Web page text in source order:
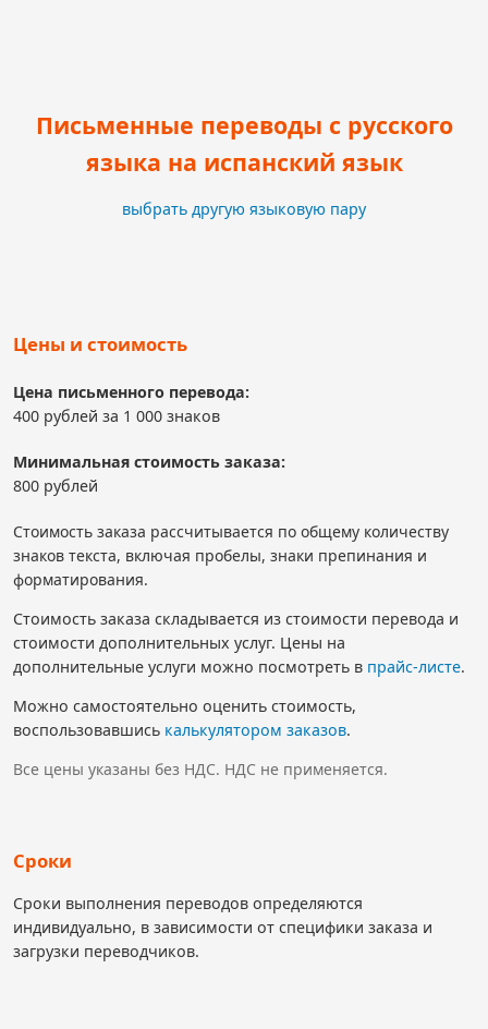
Письменные переводы с русского
языка на испанский язык
выбрать другую языковую пару
Цены и стоимость
Цена письменного перевода:
400 рублей за 1 000 знаков
Минимальная стоимость заказа:
800 рублей
Стоимость заказа рассчитывается по общему количеству
знаков текста, включая пробелы, знаки препинания и
форматирования.
Стоимость заказа складывается из стоимости перевода и
стоимости дополнительных услуг. Цены на
дополнительные услуги можно посмотреть в прайс-листе.
Можно самостоятельно оценить стоимость,
воспользовавшись калькулятором заказов.
Все цены указаны без НДС. НДС не применяется.
Сроки
Сроки выполнения переводов определяются
индивидуально, в зависимости от специфики заказа и
загрузки переводчиков.